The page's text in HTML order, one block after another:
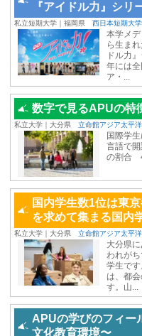
『アイドル力』シリ
私立短期大学｜福岡県 西日本短期大学
本学メ
ら生ま
ドル力
年には
ア・...
数字で見るAPUの特
私立大学｜大分県 立命館アジア太平洋
国際学
言語で
の割合
国内学生数1位は東
を求めて集まる国内
私立大学｜大分県 立命館アジア太平洋
大分県
われが
学生で
は、都
す。山...
APUの学びのフィー
⽂化教育環境〜